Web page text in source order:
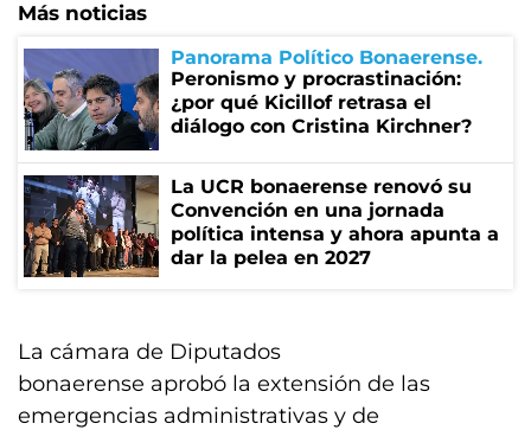
Más noticias
Panorama Político Bonaerense
Peronismo y procrastinación:
¿por qué Kicillof retrasa el
diálogo con Cristina Kirchner?
La UCR bonaerense renovó su
Convención en una jornada
política intensa y ahora apunta a
dar la pelea en 2027
La cámara de Diputados
bonaerense aprobó la extensión de las
emergencias administrativas y de